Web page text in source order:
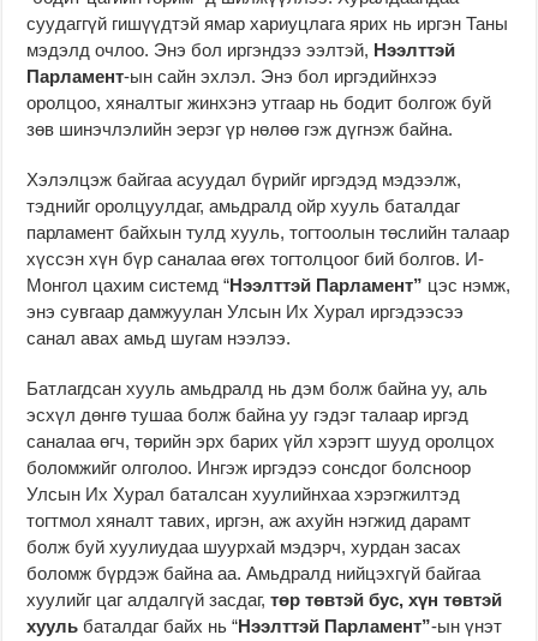
суудаггүй гишүүдтэй ямар хариуцлага ярих нь иргэн Таны
мэдэлд очлоо. Энэ бол иргэндээ ээлтэй, Нээлттэй
Парламент-ын сайн эхлэл. Энэ бол иргэдийнхээ
оролцоо, хяналтыг жинхэнэ утгаар нь бодит болгож буй
зөв шинэчлэлийн эерэг үр нөлөө гэж дүгнэж байна.
Хэлэлцэж байгаа асуудал бүрийг иргэдэд мэдээлж,
тэднийг оролцуулдаг, амьдралд ойр хууль баталдаг
парламент байхын тулд хууль, тогтоолын төслийн талаар
хүссэн хүн бүр саналаа өгөх тогтолцоог бий болгов. И-
Монгол цахим системд “Нээлттэй Парламент” цэс нэмж,
энэ сувгаар дамжуулан Улсын Их Хурал иргэдээсээ
санал авах амьд шугам нээлээ.
Батлагдсан хууль амьдралд нь дэм болж байна уу, аль
эсхүл дөнгө тушаа болж байна уу гэдэг талаар иргэд
саналаа өгч, төрийн эрх барих үйл хэрэгт шууд оролцох
боломжийг олголоо. Ингэж иргэдээ сонсдог болсноор
Улсын Их Хурал баталсан хуулийнхаа хэрэгжилтэд
тогтмол хяналт тавих, иргэн, аж ахуйн нэгжид дарамт
болж буй хуулиудаа шуурхай мэдэрч, хурдан засах
боломж бүрдэж байна аа. Амьдралд нийцэхгүй байгаа
хуулийг цаг алдалгүй засдаг,төр төвтэй бус, хүн төвтэй
хууль баталдаг байх нь “Нээлттэй Парламент”-ын үнэт